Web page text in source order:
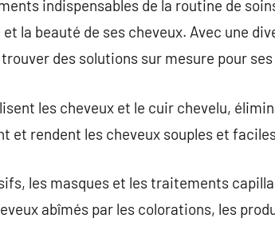
indispensables de la routine de
la beauté de ses cheveux. Avec une
des solutions sur mesure pour
les cheveux et le cuir chevelu,
et rendent les cheveux souples et
les masques et les traitements
abîmés par les colorations, les